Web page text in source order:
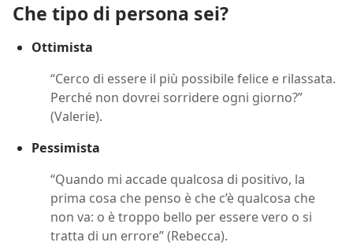
Che tipo di persona sei?
Ottimista
“Cerco di essere il più possibile felice e rilassata.
Perché non dovrei sorridere ogni giorno?”
(Valerie).
Pessimista
“Quando mi accade qualcosa di positivo, la
prima cosa che penso è che c’è qualcosa che
non va: o è troppo bello per essere vero o si
tratta di un errore” (Rebecca).